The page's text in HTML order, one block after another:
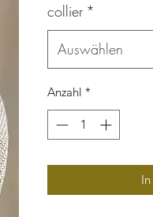
collier *
Auswählen
Anzahl *